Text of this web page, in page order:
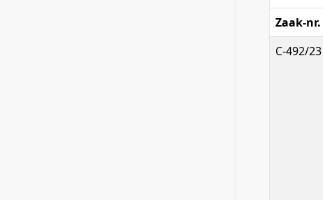
Zaak-nr.
C-492/23